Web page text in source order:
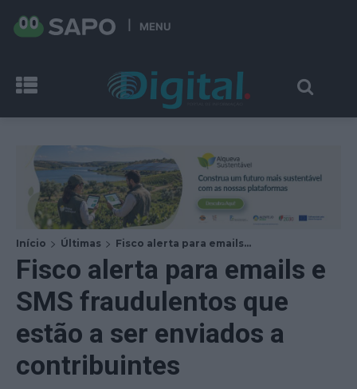
MENU
Início Últimas Fisco alerta para emails...
Fisco alerta para emails e
SMS fraudulentos que
estão a ser enviados a
contribuintes